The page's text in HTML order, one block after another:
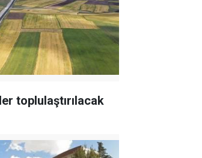
toplulaştırılacak